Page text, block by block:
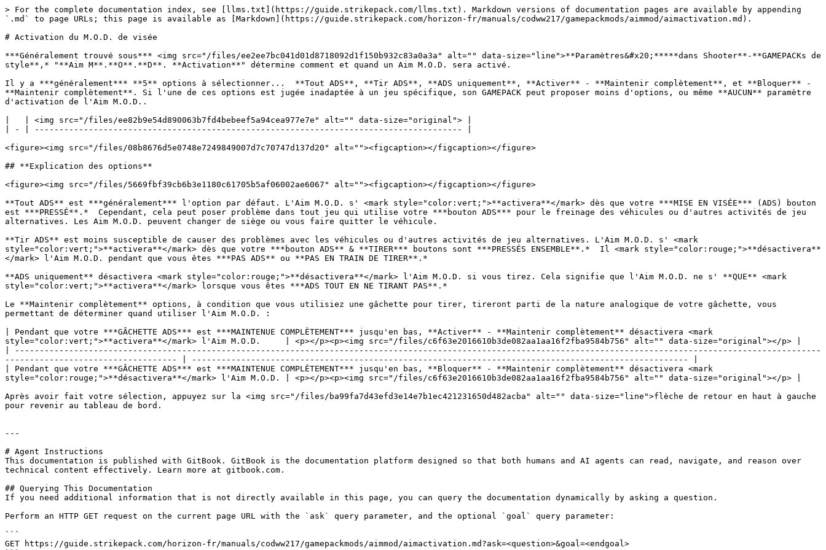
> For the complete documentation index, see [llms.txt](https://guide.strikepack.com/llms.txt). Markdown versions of documentation pages are available by appending
`.md` to page URLs; this page is available as [Markdown](https://guide.strikepack.com/horizon-fr/manuals/codww217/gamepackmods/aimmod/aimactivation.md).
# Activation du M.O.D. de visée
***Généralement trouvé sous*** <img src="/files/ee2ee7bc041d01d8718092d1f150b932c83a0a3a" alt="" data-size="line">**Paramètres&#x20;*****dans Shooter**-**GAMEPACKs de
style**,* "**Aim M**.**O**.**D**. **Activation**" détermine comment et quand un Aim M.O.D. sera activé.
Il y a ***généralement*** **5** options à sélectionner...  **Tout ADS**, **Tir ADS**, **ADS uniquement**, **Activer** - **Maintenir complètement**, et **Bloquer** -
**Maintenir complètement**. Si l'une de ces options est jugée inadaptée à un jeu spécifique, son GAMEPACK peut proposer moins d'options, ou même **AUCUN** paramètre
d'activation de l'Aim M.O.D..
|   | <img src="/files/ee82b9e54d890063b7fd4bebeef5a94cea977e7e" alt="" data-size="original"> |
| - | --------------------------------------------------------------------------------------- |
<figure><img src="/files/08b8676d5e0748e7249849007d7c70747d137d20" alt=""><figcaption></figcaption></figure>
## **Explication des options**
<figure><img src="/files/5669fbf39cb6b3e1180c61705b5af06002ae6067" alt=""><figcaption></figcaption></figure>
**Tout ADS** est ***généralement*** l'option par défaut. L'Aim M.O.D. s' <mark style="color:vert;">**activera**</mark> dès que votre ***MISE EN VISÉE*** (ADS) bouton
est ***PRESSÉ**.*  Cependant, cela peut poser problème dans tout jeu qui utilise votre ***bouton ADS*** pour le freinage des véhicules ou d'autres activités de jeu
alternatives. Les Aim M.O.D. peuvent changer de siège ou vous faire quitter le véhicule.
**Tir ADS** est moins susceptible de causer des problèmes avec les véhicules ou d'autres activités de jeu alternatives. L'Aim M.O.D. s' <mark
style="color:vert;">**activera**</mark> dès que votre ***bouton ADS** & **TIRER*** boutons sont ***PRESSÉS ENSEMBLE**.*  Il <mark style="color:rouge;">**désactivera**
</mark> l'Aim M.O.D. pendant que vous êtes ***PAS ADS** ou **PAS EN TRAIN DE TIRER**.*
**ADS uniquement** désactivera <mark style="color:rouge;">**désactivera**</mark> l'Aim M.O.D. si vous tirez. Cela signifie que l'Aim M.O.D. ne s' **QUE** <mark
style="color:vert;">**activera**</mark> lorsque vous êtes ***ADS TOUT EN NE TIRANT PAS**.*
Le **Maintenir complètement** options, à condition que vous utilisiez une gâchette pour tirer, tireront parti de la nature analogique de votre gâchette, vous
permettant de déterminer quand utiliser l'Aim M.O.D. :
| Pendant que votre ***GÂCHETTE ADS*** est ***MAINTENUE COMPLÈTEMENT*** jusqu'en bas, **Activer** - **Maintenir complètement** désactivera <mark
style="color:vert;">**activera**</mark> l'Aim M.O.D.     | <p></p><p><img src="/files/c6f63e2016610b3de082aa1aa16f2fba9584b756" alt="" data-size="original"></p> |
| --------------------------------------------------------------------------------------------------------------------------------------------------------------------
----------------------------------- | ----------------------------------------------------------------------------------------------------- |
| Pendant que votre ***GÂCHETTE ADS*** est ***MAINTENUE COMPLÈTEMENT*** jusqu'en bas, **Bloquer** - **Maintenir complètement** désactivera <mark
style="color:rouge;">**désactivera**</mark> l'Aim M.O.D. | <p></p><p><img src="/files/c6f63e2016610b3de082aa1aa16f2fba9584b756" alt="" data-size="original"></p> |
Après avoir fait votre sélection, appuyez sur la <img src="/files/ba99fa7d43efd3e14e7b1ec421231650d482acba" alt="" data-size="line">flèche de retour en haut à gauche
pour revenir au tableau de bord.
---
# Agent Instructions
This documentation is published with GitBook. GitBook is the documentation platform designed so that both humans and AI agents can read, navigate, and reason over
technical content effectively. Learn more at gitbook.com.
## Querying This Documentation
If you need additional information that is not directly available in this page, you can query the documentation dynamically by asking a question.
Perform an HTTP GET request on the current page URL with the `ask` query parameter, and the optional `goal` query parameter:
```
GET https://guide.strikepack.com/horizon-fr/manuals/codww217/gamepackmods/aimmod/aimactivation.md?ask=<question>&goal=<endgoal>